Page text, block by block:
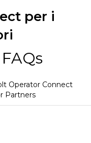
per i
Operator Connect
Partners